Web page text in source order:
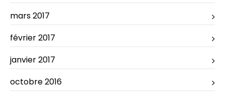
mars 2017
février 2017
janvier 2017
octobre 2016